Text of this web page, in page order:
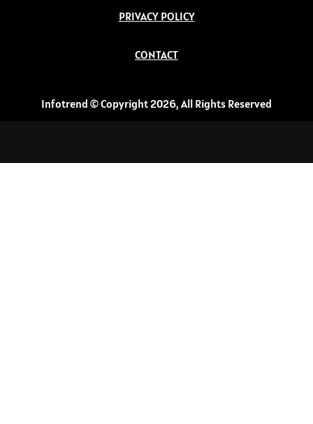
PRIVACY POLICY
CONTACT
Infotrend © Copyright 2026, All Rights Reserved